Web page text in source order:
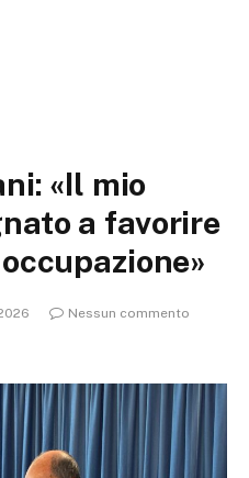
«Il mio
a favorire
Nessun commento